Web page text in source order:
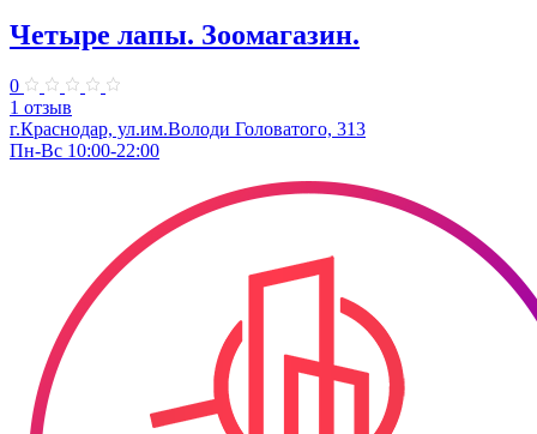
Четыре лапы. Зоомагазин.
0
1 отзыв
г.Краснодар, ул.им.Володи Головатого, 313
Пн-Вс 10:00-22:00